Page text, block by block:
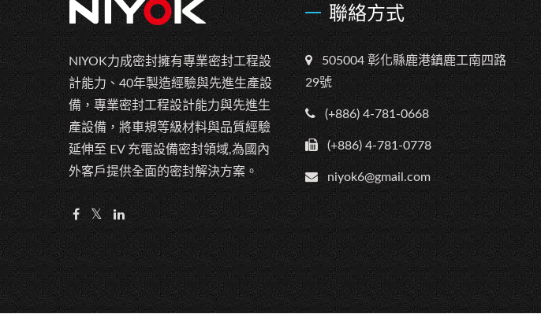
NIYOK力成密封擁有專業密封工程設
計能力、40年製造經驗與先進生產設
備，專業密封工程設計能力與先進生
產設備，將車規等級材料與品質經驗
延伸至 EV 充電設備密封領域,為國內
外客戶提供全面的密封解決方案。
聯絡方式
505004 彰化縣鹿港鎮鹿工南四路
29號
(+886) 4-781-0668
(+886) 4-781-0778
niyok6@gmail.com